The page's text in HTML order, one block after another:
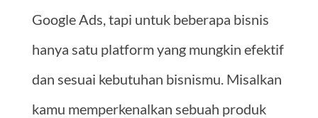
Google Ads, tapi untuk beberapa bisnis
hanya satu platform yang mungkin efektif
dan sesuai kebutuhan bisnismu. Misalkan
kamu memperkenalkan sebuah produk